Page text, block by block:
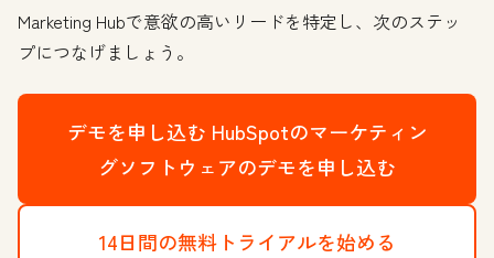
Marketing Hubで意欲の高いリードを特定し、次のステッ
プにつなげましょう。
デモを申し込む HubSpotのマーケティン
グソフトウェアのデモを申し込む
14日間の無料トライアルを始める